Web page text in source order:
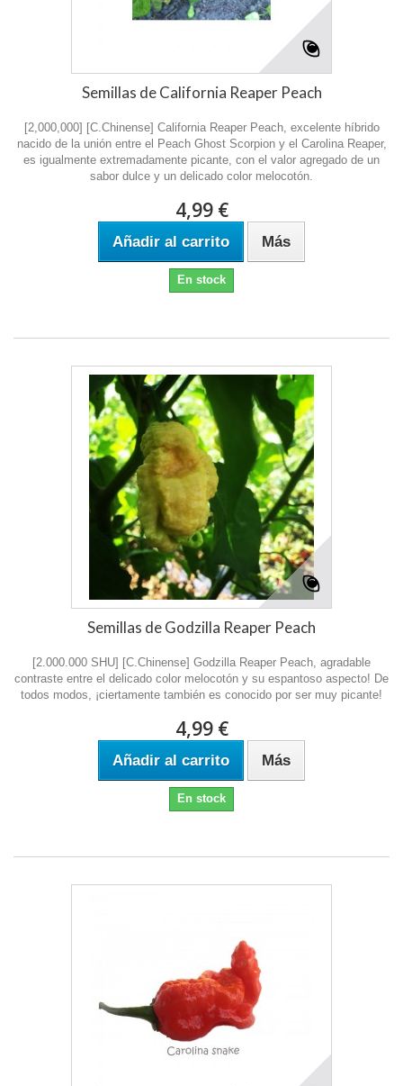
Semillas de California Reaper Peach
[2,000,000] [C.Chinense] California Reaper Peach, excelente híbrido
nacido de la unión entre el Peach Ghost Scorpion y el Carolina Reaper,
es igualmente extremadamente picante, con el valor agregado de un
sabor dulce y un delicado color melocotón.
4,99 €
Añadir al carrito Más
En stock
Semillas de Godzilla Reaper Peach
[2.000.000 SHU] [C.Chinense] Godzilla Reaper Peach, agradable
contraste entre el delicado color melocotón y su espantoso aspecto! De
todos modos, ¡ciertamente también es conocido por ser muy picante!
4,99 €
Añadir al carrito Más
En stock